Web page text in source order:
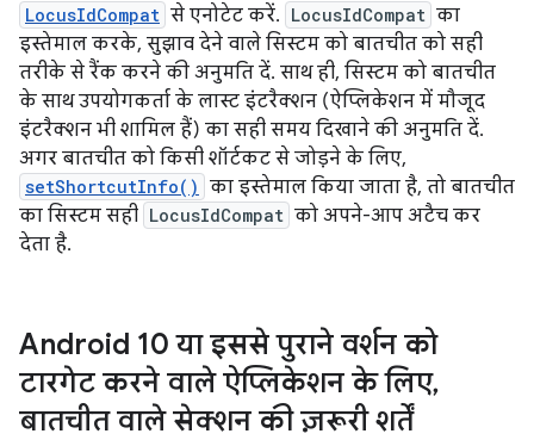
LocusIdCompat से एनोटेट करें. LocusIdCompat का
इस्तेमाल करके, सुझाव देने वाले सिस्टम को बातचीत को सही
तरीके से रैंक करने की अनुमति दें. साथ ही, सिस्टम को बातचीत
के साथ उपयोगकर्ता के लास्ट इंटरैक्शन (ऐप्लिकेशन में मौजूद
इंटरैक्शन भी शामिल हैं) का सही समय दिखाने की अनुमति दें.
अगर बातचीत को किसी शॉर्टकट से जोड़ने के लिए,
setShortcutInfo() का इस्तेमाल किया जाता है, तो बातचीत
का सिस्टम सही LocusIdCompat को अपने-आप अटैच कर
देता है.
Android 10 या इससे पुराने वर्शन को
टारगेट करने वाले ऐप्लिकेशन के लिए,
बातचीत वाले सेक्शन की ज़रूरी शर्तें